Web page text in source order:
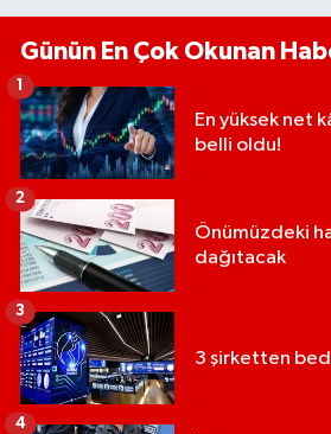
Günün En Çok Okunan
En yüksek net
belli oldu!
Önümüzdeki
dağıtacak
2
3 şirketten
3
4